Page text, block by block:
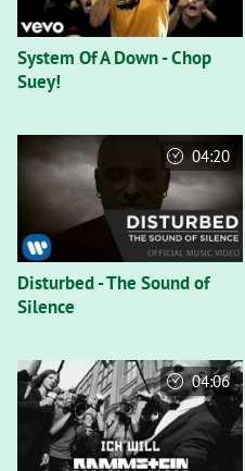
System Of A Down - Chop
Suey!
Disturbed - The Sound of
Silence
04:20
04:06